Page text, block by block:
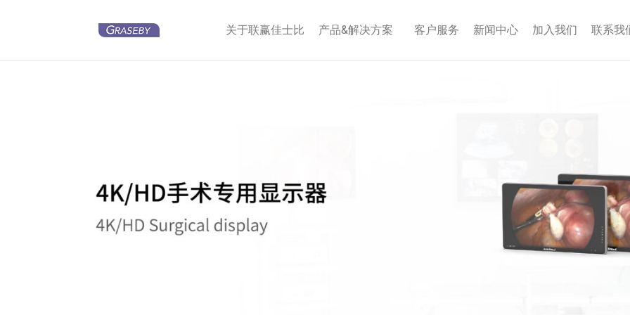
关于联赢佳士比 产品&解决方案 客户服务 新闻中心 加入我们 联系我